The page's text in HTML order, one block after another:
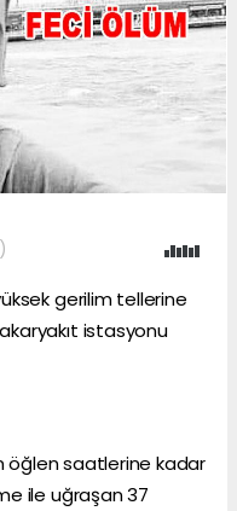
gerilim tellerine
istasyonu
öğlen saatlerine kadar
ile uğraşan 37